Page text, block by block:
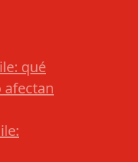
qué
afectan